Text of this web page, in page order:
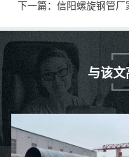
下一篇： 信阳螺旋钢管厂
与该